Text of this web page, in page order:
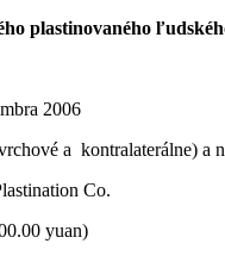
plastinovaného
2006
a kontralaterálne) a
Co.
yuan)